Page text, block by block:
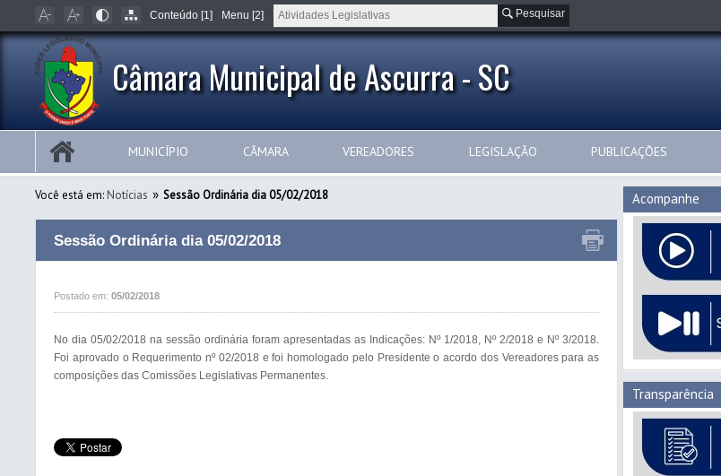
Conteúdo [1] Menu [2] Pesquisar
Câmara Municipal de Ascurra - SC
MUNICÍPIO CÂMARA VEREADORES LEGISLAÇÃO PUBLICAÇÕES
Você está em: Notícias » Sessão Ordinária dia 05/02/2018
Sessão Ordinária dia 05/02/2018
Postado em: 05/02/2018
No dia 05/02/2018 na sessão ordinária foram apresentadas as Indicações: Nº 1/2018, Nº 2/2018 e Nº 3/2018.
Foi aprovado o Requerimento nº 02/2018 e foi homologado pelo Presidente o acordo dos Vereadores para as
Acompanhe
Transparência